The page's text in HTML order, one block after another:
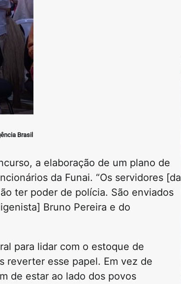
Brasil
a elaboração de um plano de
da Funai. “Os servidores [da
ter poder de polícia. São enviados
Bruno Pereira e do
para lidar com o estoque de
reverter esse papel. Em vez de
de estar ao lado dos povos